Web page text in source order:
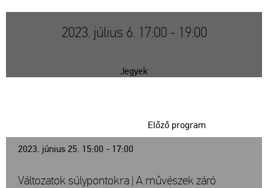
2023. július 6. 17:00 - 19:00
Jegyek
2023. június 25. 15:00 - 17:00
Előző program
Változatok súlypontokra | A művészek záró